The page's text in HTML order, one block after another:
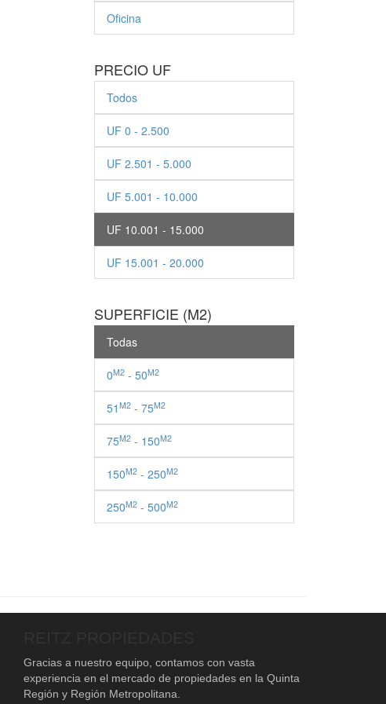
Oficina
PRECIO UF
Todos
UF 0 - 2.500
UF 2.501 - 5.000
UF 5.001 - 10.000
UF 10.001 - 15.000
UF 15.001 - 20.000
SUPERFICIE (M2)
Todas
0M2 - 50M2
51 M2 - 75M2
75M2 - 150M2
150M2 - 250M2
250M2 - 500M2
Gracias a nuestro equipo, contamos con vasta
experiencia en el mercado de propiedades en la Quinta
Región y Región Metropolitana.